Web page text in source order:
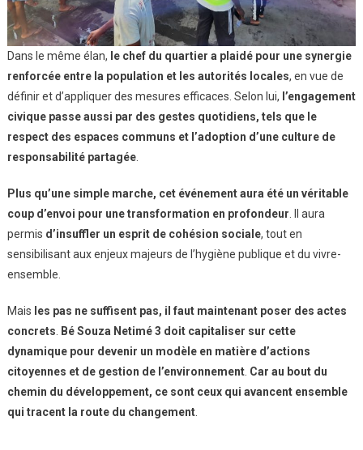
Dans le même élan, le chef du quartier a plaidé pour une synergie
renforcée entre la population et les autorités locales, en vue de
définir et d’appliquer des mesures efficaces. Selon lui, l’engagement
civique passe aussi par des gestes quotidiens, tels que le
respect des espaces communs et l’adoption d’une culture de
responsabilité partagée.
Plus qu’une simple marche, cet événement aura été un véritable
coup d’envoi pour une transformation en profondeur . Il aura
permis d’insuffler un esprit de cohésion sociale, tout en
sensibilisant aux enjeux majeurs de l’hygiène publique et du vivre-
ensemble.
Mais les pas ne suffisent pas, il faut maintenant poser des actes
concrets Bé Souza Netimé 3 doit capitaliser sur cette
dynamique pour devenir un modèle en matière d’actions
citoyennes et de gestion de l’environnement. Car au bout du
chemin du développement, ce sont ceux qui avancent ensemble
qui tracent la route du changement.